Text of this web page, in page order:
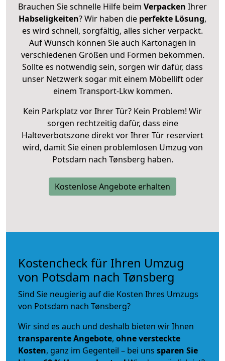
Brauchen Sie schnelle Hilfe beim Verpacken Ihrer
Habseligkeiten? Wir haben die perfekte Lösung,
es wird schnell, sorgfältig, alles sicher verpackt.
Auf Wunsch können Sie auch Kartonagen in
verschiedenen Größen und Formen bekommen.
Sollte es notwendig sein, sorgen wir dafür, dass
unser Netzwerk sogar mit einem Möbellift oder
einem Transport-Lkw kommen.
Kein Parkplatz vor Ihrer Tür? Kein Problem! Wir
sorgen rechtzeitig dafür, dass eine
Halteverbotszone direkt vor Ihrer Tür reserviert
wird, damit Sie einen problemlosen Umzug von
Potsdam nach Tønsberg haben.
Kostenlose Angebote erhalten
Kostencheck für Ihren Umzug
von Potsdam nach Tønsberg
Sind Sie neugierig auf die Kosten Ihres Umzugs
von Potsdam nach Tønsberg?
Wir sind es auch und deshalb bieten wir Ihnen
transparente Angebote, ohne versteckte
Kosten, ganz im Gegenteil – bei uns sparen Sie